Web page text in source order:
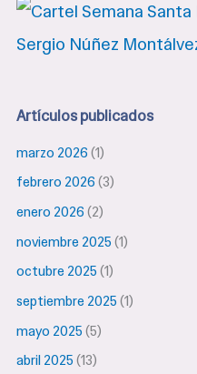
Artículos publicados
marzo 2026 (1)
febrero 2026 (3)
enero 2026 (2)
noviembre 2025 (1)
octubre 2025 (1)
septiembre 2025 (1)
mayo 2025 (5)
abril 2025 (13)